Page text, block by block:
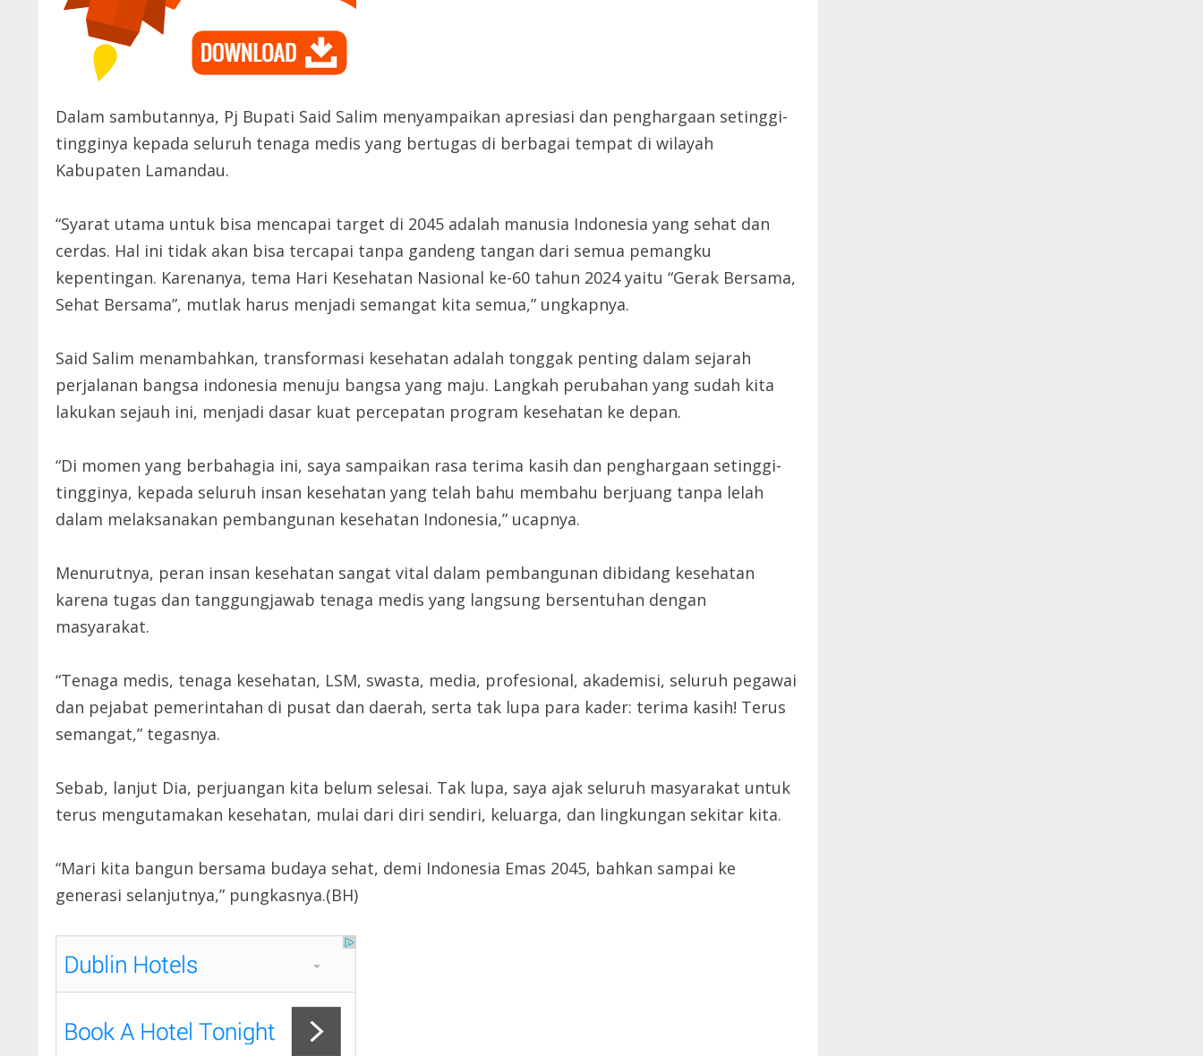
Dalam sambutannya, Pj Bupati Said Salim menyampaikan apresiasi dan penghargaan setinggi-
tingginya kepada seluruh tenaga medis yang bertugas di berbagai tempat di wilayah
Kabupaten Lamandau.
“Syarat utama untuk bisa mencapai target di 2045 adalah manusia Indonesia yang sehat dan
cerdas. Hal ini tidak akan bisa tercapai tanpa gandeng tangan dari semua pemangku
kepentingan. Karenanya, tema Hari Kesehatan Nasional ke-60 tahun 2024 yaitu “Gerak Bersama,
Sehat Bersama”, mutlak harus menjadi semangat kita semua,” ungkapnya.
Said Salim menambahkan, transformasi kesehatan adalah tonggak penting dalam sejarah
perjalanan bangsa indonesia menuju bangsa yang maju. Langkah perubahan yang sudah kita
lakukan sejauh ini, menjadi dasar kuat percepatan program kesehatan ke depan.
“Di momen yang berbahagia ini, saya sampaikan rasa terima kasih dan penghargaan setinggi-
tingginya, kepada seluruh insan kesehatan yang telah bahu membahu berjuang tanpa lelah
dalam melaksanakan pembangunan kesehatan Indonesia,” ucapnya.
Menurutnya, peran insan kesehatan sangat vital dalam pembangunan dibidang kesehatan
karena tugas dan tanggungjawab tenaga medis yang langsung bersentuhan dengan
masyarakat.
“Tenaga medis, tenaga kesehatan, LSM, swasta, media, profesional, akademisi, seluruh pegawai
dan pejabat pemerintahan di pusat dan daerah, serta tak lupa para kader: terima kasih! Terus
semangat,” tegasnya.
Sebab, lanjut Dia, perjuangan kita belum selesai. Tak lupa, saya ajak seluruh masyarakat untuk
terus mengutamakan kesehatan, mulai dari diri sendiri, keluarga, dan lingkungan sekitar kita.
“Mari kita bangun bersama budaya sehat, demi Indonesia Emas 2045, bahkan sampai ke
generasi selanjutnya,” pungkasnya.(BH)